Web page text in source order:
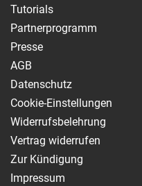
Tutorials
Partnerprogramm
Presse
AGB
Datenschutz
Cookie-Einstellungen
Widerrufsbelehrung
Vertrag widerrufen
Zur Kündigung
Impressum